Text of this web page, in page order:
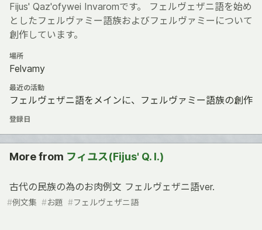
Fijus' Qaz'ofywei Invaromです。 フェルヴェザニ語を始め
としたフェルヴァミー語族およびフェルヴァミーについて
創作しています。
場所
Felvamy
最近の活動
フェルヴェザニ語をメインに、フェルヴァミー語族の創作
登録日
More from フィユス(Fijus' Q. I.)
古代の民族の為のお肉例文 フェルヴェザニ語ver.
#例文集 #お題 #フェルヴェザニ語